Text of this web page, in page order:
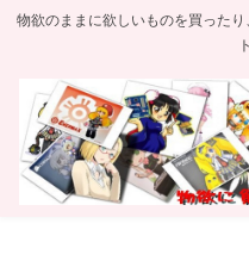
物欲のままに欲しいものを買った